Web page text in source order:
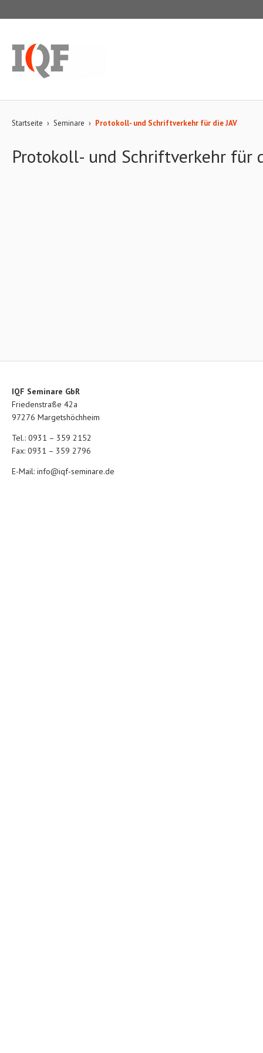
Startseite › Seminare › Protokoll- und Schriftverkehr für die JAV
Protokoll- und Schriftverkehr für
IQF Seminare GbR
Friedenstraße 42a
97276 Margetshöchheim
Tel.: 0931 – 359 2152
Fax: 0931 – 359 2796
E-Mail: info@iqf-seminare.de